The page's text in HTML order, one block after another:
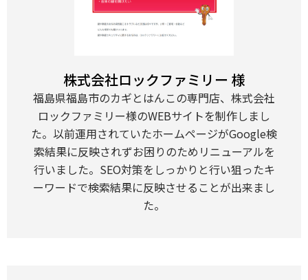
株式会社ロックファミリー 様
福島県福島市のカギとはんこの専門店、株式会社
ロックファミリー様のWEBサイトを制作しまし
た。以前運用されていたホームページがGoogle検
索結果に反映されずお困りのためリニューアルを
行いました。SEO対策をしっかりと行い狙ったキ
ーワードで検索結果に反映させることが出来まし
た。